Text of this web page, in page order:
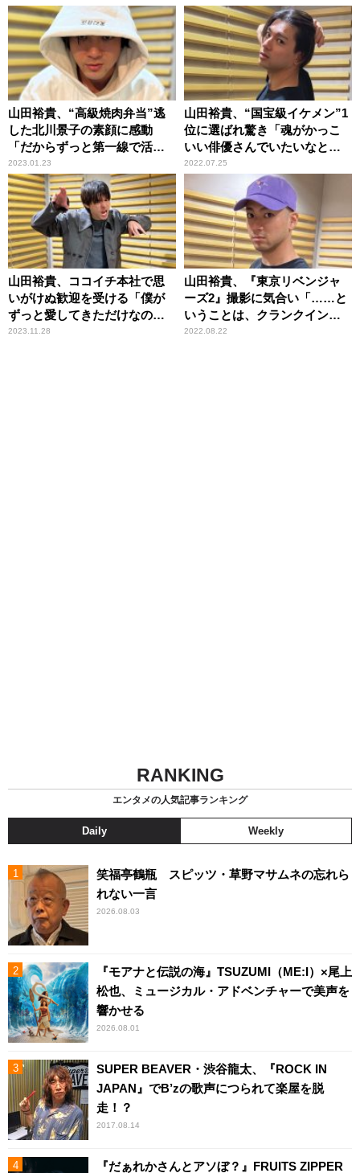
山田裕貴、“高級焼肉弁当”逃
した北川景子の素顔に感動
「だからずっと第一線で活躍
されているのか」
2023.01.23
山田裕貴、“国宝級イケメン”1
位に選ばれ驚き「魂がかっこ
いい俳優さんでいたいなと思
います」
2022.07.25
山田裕貴、ココイチ本社で思
いがけぬ歓迎を受ける「僕が
ずっと愛してきただけなの
に」
2023.11.28
山田裕貴、『東京リベンジャ
ーズ2』撮影に気合い「……と
いうことは、クランクインし
ました！」
2022.08.22
RANKING
エンタメの人気記事ランキング
Daily Weekly
笑福亭鶴瓶 スピッツ・草野マサムネの忘れら
れない一言
2026.08.03
『モアナと伝説の海』TSUZUMI（ME:I）×尾上
松也、ミュージカル・アドベンチャーで美声を
響かせる
2026.08.01
SUPER BEAVER・渋谷龍太、『ROCK IN
JAPAN』でB’zの歌声につられて楽屋を脱
走！？
2017.08.14
『だぁれかさんとアソぼ？』FRUITS ZIPPER